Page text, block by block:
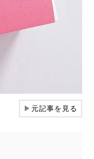
▶元記事を見る